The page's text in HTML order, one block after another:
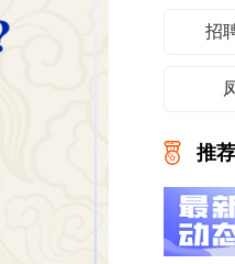
招
推